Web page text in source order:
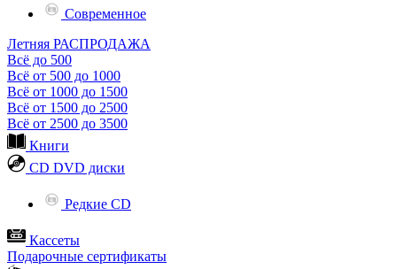
Современное
Летняя РАСПРОДАЖА
Всё до 500
Всё от 500 до 1000
Всё от 1000 до 1500
Всё от 1500 до 2500
Всё от 2500 до 3500
Книги
CD DVD диски
Редкие CD
Кассеты
Подарочные сертификаты